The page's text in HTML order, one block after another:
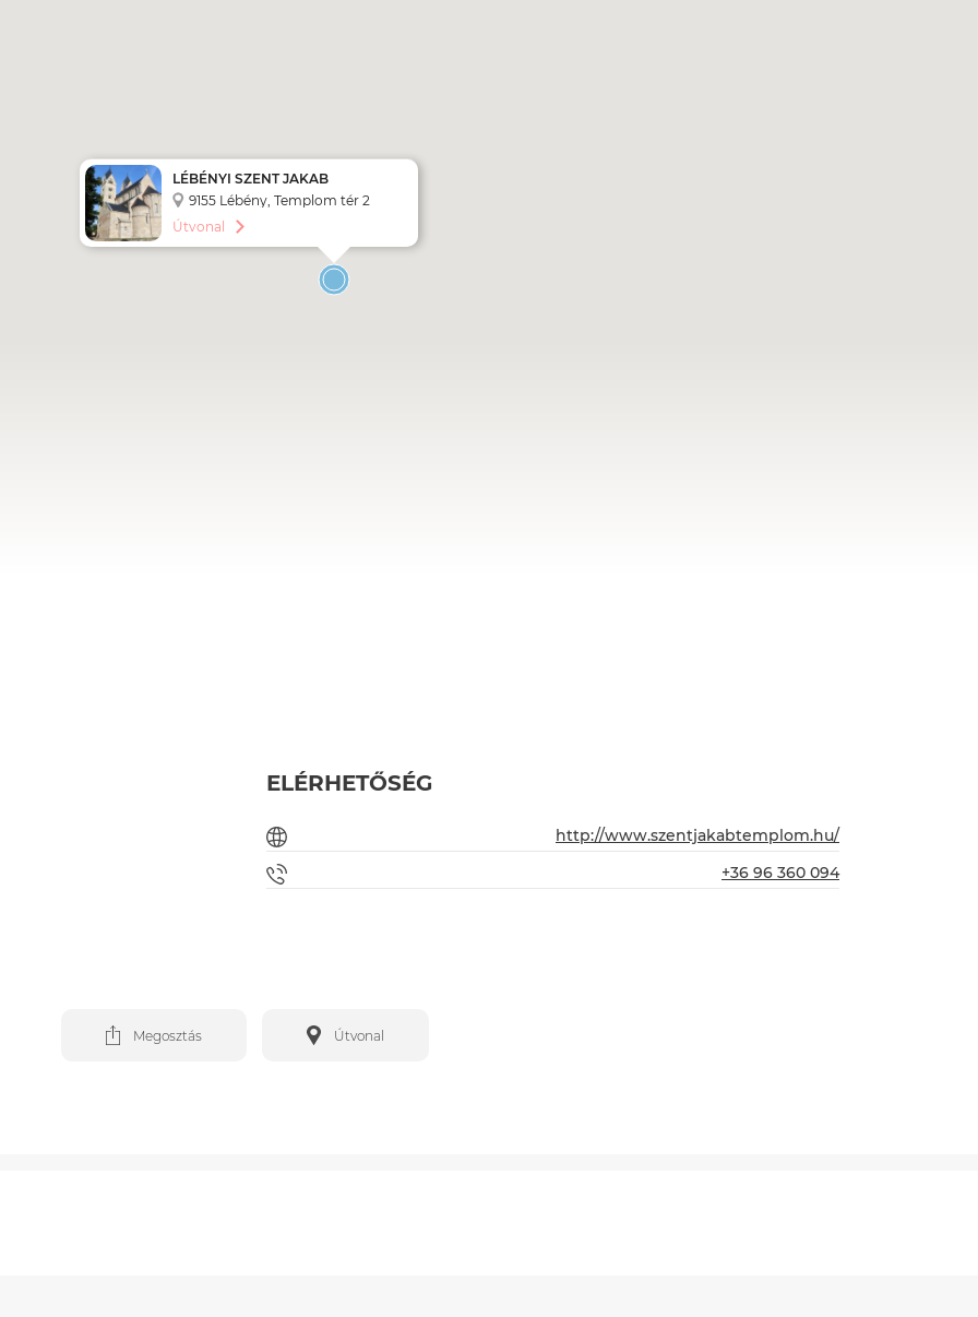
LÉBÉNYI SZENT JAKAB
TEMPLOM
9155 Lébény, Templom tér 2
Útvonal
ELÉRHETŐSÉG
http://www.szentjakabtemplom.hu/
+36 96 360 094
Megosztás Útvonal